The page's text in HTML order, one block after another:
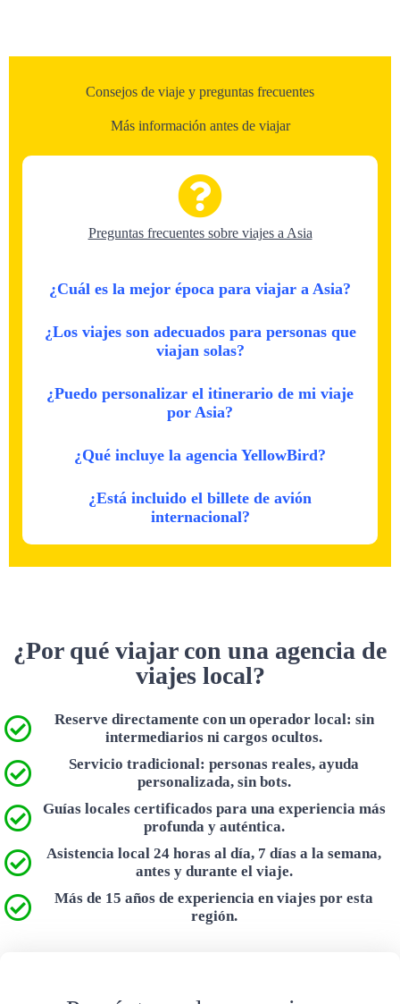
Consejos de viaje y preguntas frecuentes
Más información antes de viajar
Preguntas frecuentes sobre viajes a Asia
¿Cuál es la mejor época para viajar a Asia?
¿Los viajes son adecuados para personas que
viajan solas?
¿Puedo personalizar el itinerario de mi viaje
por Asia?
¿Qué incluye la agencia YellowBird?
¿Está incluido el billete de avión
internacional?
¿Por qué viajar con una agencia de
viajes local?
Reserve directamente con un operador local: sin
intermediarios ni cargos ocultos.
Servicio tradicional: personas reales, ayuda
personalizada, sin bots.
Guías locales certificados para una experiencia más
profunda y auténtica.
Asistencia local 24 horas al día, 7 días a la semana,
antes y durante el viaje.
Más de 15 años de experiencia en viajes por esta
región.